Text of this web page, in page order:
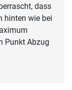
dass
hinten wie bei
Punkt Abzug